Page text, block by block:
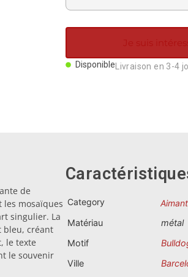
Je suis
Disponible Livraison en 3-4
de
mosaïques
singulier. La
bleu, créant
le texte
le souvenir
Category
Matériau
métal
Motif
Ville